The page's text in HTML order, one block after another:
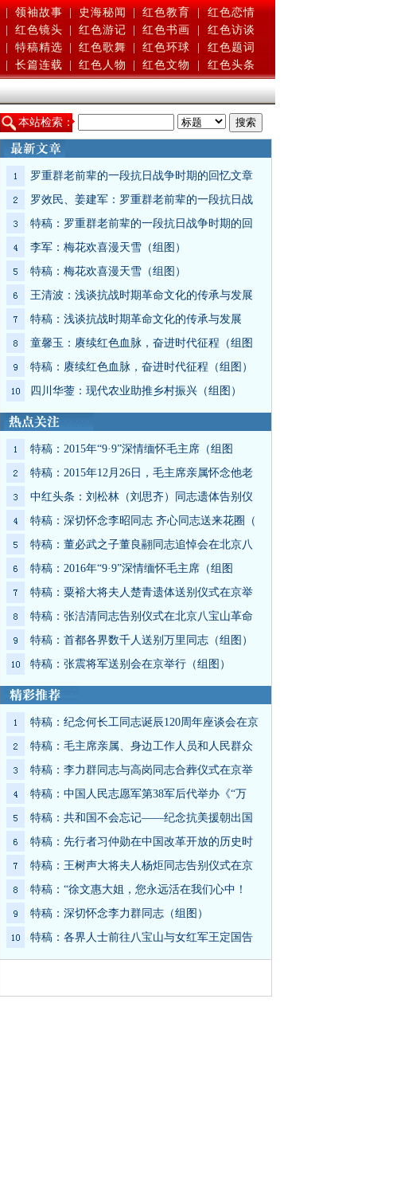
| 领袖故事 | 史海秘闻 | 红色教育 |
红色恋情
红色镜头 红色游记 红色书画
红色访谈
特稿精选 红色歌舞 红色环球
红色题词
长篇连载 红色人物 红色文物 红色头条
本站检索：
罗重群老前辈的一段抗日战争时期的回忆文章
罗效民、姜建军：罗重群老前辈的一段抗日战
特稿：罗重群老前辈的一段抗日战争时期的回
李军：梅花欢喜漫天雪（组图）
特稿：梅花欢喜漫天雪（组图）
王清波：浅谈抗战时期革命文化的传承与发展
特稿：浅谈抗战时期革命文化的传承与发展
童馨玉：赓续红色血脉，奋进时代征程（组图
特稿：赓续红色血脉，奋进时代征程（组图）
四川华蓥：现代农业助推乡村振兴（组图）
特稿：2015年“9·9”深情缅怀毛主席（组图
特稿：2015年12月26日，毛主席亲属怀念他老
中红头条：刘松林（刘思齐）同志遗体告别仪
特稿：深切怀念李昭同志 齐心同志送来花圈（
特稿：董必武之子董良翮同志追悼会在北京八
特稿：2016年“9·9”深情缅怀毛主席（组图
特稿：粟裕大将夫人楚青遗体送别仪式在京举
特稿：张洁清同志告别仪式在北京八宝山革命
特稿：首都各界数千人送别万里同志（组图）
特稿：张震将军送别会在京举行（组图）
特稿：纪念何长工同志诞辰120周年座谈会在京
特稿：毛主席亲属、身边工作人员和人民群众
特稿：李力群同志与高岗同志合葬仪式在京举
特稿：中国人民志愿军第38军后代举办《“万
特稿：共和国不会忘记——纪念抗美援朝出国
特稿：先行者习仲勋在中国改革开放的历史时
特稿：王树声大将夫人杨炬同志告别仪式在京
特稿：“徐文惠大姐，您永远活在我们心中！
特稿：深切怀念李力群同志（组图）
特稿：各界人士前往八宝山与女红军王定国告